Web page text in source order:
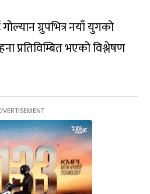
ग्रुपभित्र नयाँ युगको
प्रतिविम्बित भएको विश्लेषण